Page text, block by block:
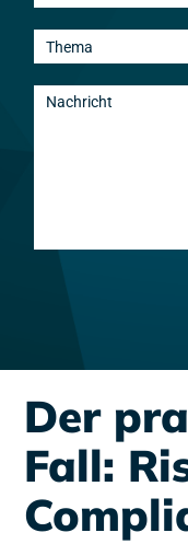
Der
Fall: